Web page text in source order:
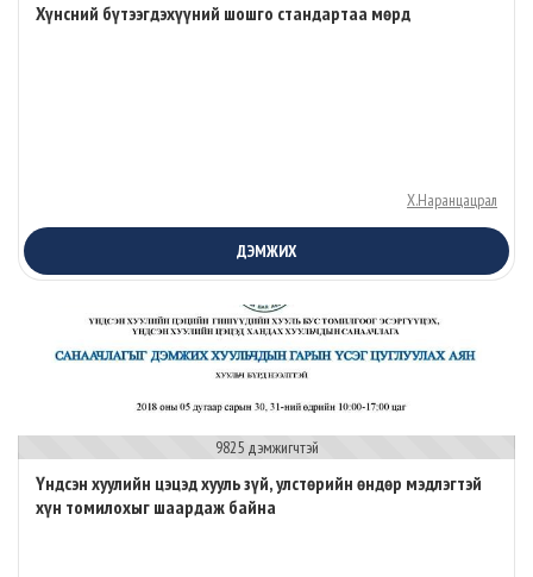
Хүнсний бүтээгдэхүүний шошго стандартаа мөрд
Х.Наранцацрал
ДЭМЖИХ
9825 дэмжигчтэй
Үндсэн хуулийн цэцэд хууль зүй, улстөрийн өндөр мэдлэгтэй
хүн томилохыг шаардаж байна